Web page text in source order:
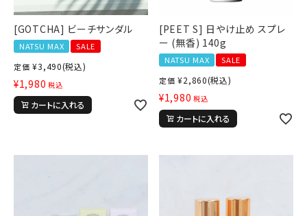
[GOTCHA] ビーチサンダル
NATSU MAX
SALE
定価 ¥3,490(税込)
¥1,980 税込
カートに入れる
[PEET S] 日やけ止め スプレ
ー (無香) 140g
NATSU MAX
SALE
定価 ¥2,860(税込)
¥1,980 税込
カートに入れる